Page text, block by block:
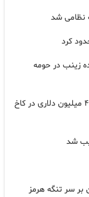
کرد
زینب در حومه
دادگاهی در آمریکا دستور توقف ساخت سالن ۴۰۰ میلیون دلاری در کاخ
شد
بر سر تنگه هرمز